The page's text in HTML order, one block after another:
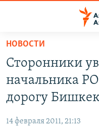
Вернуться
основному
содержанию
главной
навигации
КАЗАХСТАН
КЫРГЫЗСТАН
ТАДЖИКИСТАН
НОВОСТИ
ВОЙНА В УКРАИНЕ
ҚАЗАҚША
НОВОСТИ
Сторонники
начальника
дорогу
14 февраля 2011, 21:13